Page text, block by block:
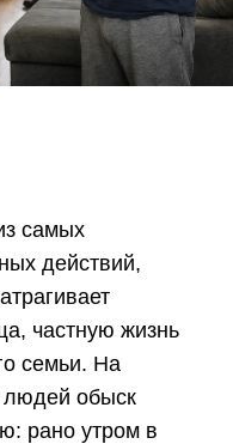
самых
действий,
частную жизнь
семьи. На
людей обыск
рано утром в